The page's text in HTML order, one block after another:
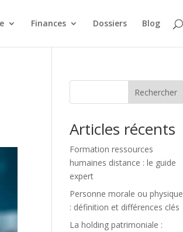
Finances Dossiers Blog
Rechercher
Articles récents
Formation ressources
humaines distance : le guide
expert
Personne morale ou physique
: définition et différences clés
La holding patrimoniale :